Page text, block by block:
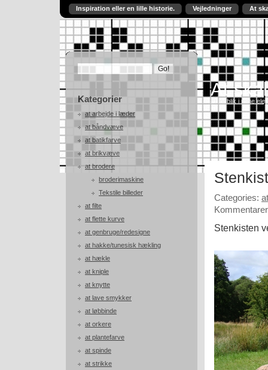
Inspiration eller en lille historie. Vejledninger At
Kategorier
at arbejde i læder
at båndvæve
at batikfarve
at brikvæve
at brodere
broderimaskine
Tekstile billeder
at filte
at flette kurve
at genbruge/redesigne
at hakke/tunesisk hækling
at hækle
at kniple
at knytte
at lave smykker
at løbbinde
at orkere
at plantefarve
at spinde
at strikke
At
Et indblik i mine
Categories:
Stenkisten